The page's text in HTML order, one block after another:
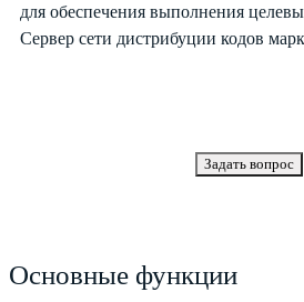
для обеспечения выполнения
Сервер сети дистрибуции кодов
Задать вопрос
Основные функции